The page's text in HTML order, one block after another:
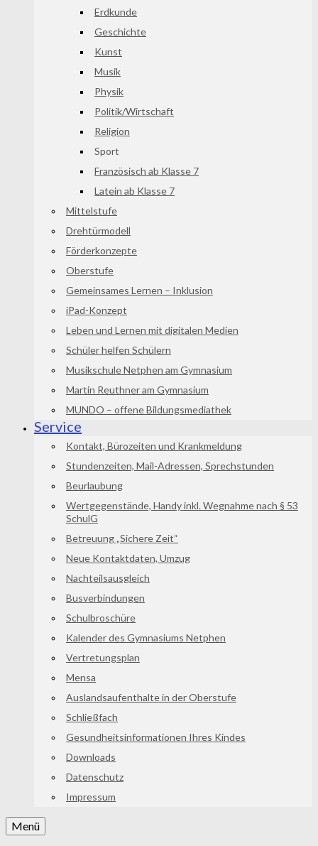
Erdkunde
Geschichte
Kunst
Musik
Physik
Politik/Wirtschaft
Religion
Sport
Französisch ab Klasse 7
Latein ab Klasse 7
Mittelstufe
Drehtürmodell
Förderkonzepte
Oberstufe
Gemeinsames Lernen – Inklusion
iPad-Konzept
Leben und Lernen mit digitalen Medien
Schüler helfen Schülern
Musikschule Netphen am Gymnasium
Martin Reuthner am Gymnasium
MUNDO – offene Bildungsmediathek
Service
Kontakt, Bürozeiten und Krankmeldung
Stundenzeiten, Mail-Adressen, Sprechstunden
Beurlaubung
Wertgegenstände, Handy inkl. Wegnahme nach § 53
SchulG
Betreuung „Sichere Zeit“
Neue Kontaktdaten, Umzug
Nachteilsausgleich
Busverbindungen
Schulbroschüre
Kalender des Gymnasiums Netphen
Vertretungsplan
Mensa
Auslandsaufenthalte in der Oberstufe
Schließfach
Gesundheitsinformationen Ihres Kindes
Downloads
Datenschutz
Impressum
Menü